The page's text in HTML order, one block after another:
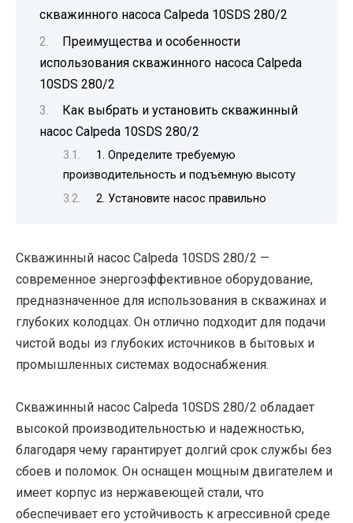
скважинного насоса Calpeda 10SDS 280/2
Преимущества и особенности
использования скважинного насоса Calpeda
10SDS 280/2
Как выбрать и установить скважинный
насос Calpeda 10SDS 280/2
1. Определите требуемую
производительность и подъемную высоту
2. Установите насос правильно
Скважинный насос Calpeda 10SDS 280/2 —
современное энергоэффективное оборудование,
предназначенное для использования в скважинах и
глубоких колодцах. Он отлично подходит для подачи
чистой воды из глубоких источников в бытовых и
промышленных системах водоснабжения.
Скважинный насос Calpeda 10SDS 280/2 обладает
высокой производительностью и надежностью,
благодаря чему гарантирует долгий срок службы без
сбоев и поломок. Он оснащен мощным двигателем и
имеет корпус из нержавеющей стали, что
обеспечивает его устойчивость к агрессивной среде